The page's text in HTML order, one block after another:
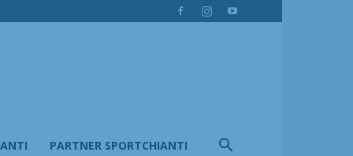
PARTNER SPORTCHIANTI